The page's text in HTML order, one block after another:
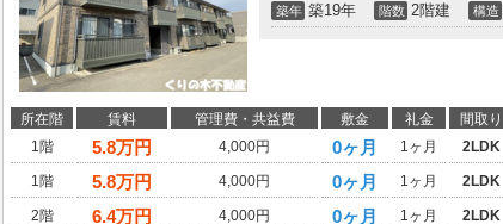
築年 築19年 階数 2階建 構造
所在階 賃料 管理費・共益費 敷金 礼金 間取り
1階
5.8万円 4,000円 0ヶ月 1ヶ月 2LDK
1階
5.8万円 4,000円 0ヶ月 1ヶ月 2LDK
2階
6.4万円 4,000円 0ヶ月 1ヶ月 2LDK